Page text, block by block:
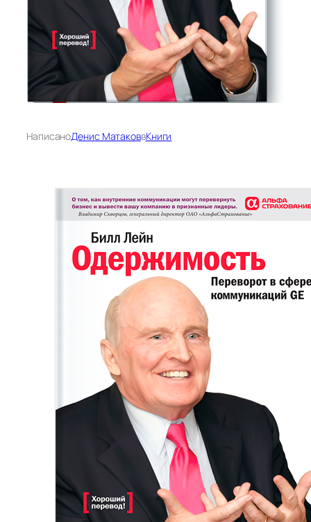
НаписаноДенис МатаковвКниги